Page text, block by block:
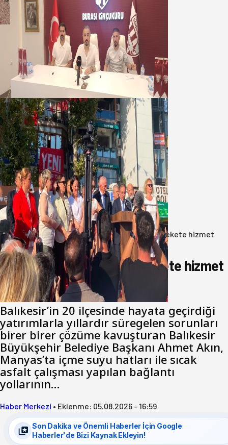
Oğuzbeyi : Transferlerde takımın
geleceğini, kulübün ekonomisini
düşündük
Yeni Parti Bandırma Teşkilatı kuruldu
06 Ağustos 2026
Anasayfa/Gündem/Akın: Benim derdim memlekete hizmet
hemşerim!
Akın: Benim derdim memlekete hizmet
hemşerim!
Balıkesir’in 20 ilçesinde hayata geçirdiği
yatırımlarla yıllardır süregelen sorunları
birer birer çözüme kavuşturan Balıkesir
Büyükşehir Belediye Başkanı Ahmet Akın,
Manyas’ta içme suyu hatları ile sıcak
asfalt çalışması yapılan bağlantı
yollarının…
Haber Merkezi • Eklenme: 05.08.2026 - 16:59
Son Dakika ve Önemli Haberler İçin Google
Haberler'de Bizi Kaynak Ekleyin!